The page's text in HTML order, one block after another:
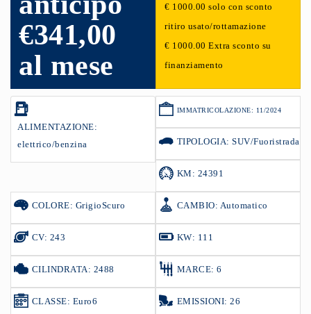
€341,00
al mese
€ 1000.00 solo con sconto
ritiro usato/rottamazione
€ 1000.00 Extra sconto su
finanziamento
ALIMENTAZIONE:
elettrico/benzina
IMMATRICOLAZIONE: 11/2024
TIPOLOGIA: SUV/Fuoristrada
KM: 24391
COLORE: GrigioScuro CAMBIO: Automatico
CV: 243 KW: 111
CILINDRATA: 2488 MARCE: 6
CLASSE: Euro6 EMISSIONI: 26